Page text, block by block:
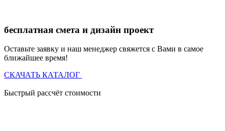
бесплатная смета и дизайн проект
Оставьте заявку и наш менеджер свяжется с Вами в самое
ближайшее время!
СКАЧАТЬ КАТАЛОГ
Быстрый рассчёт стоимости